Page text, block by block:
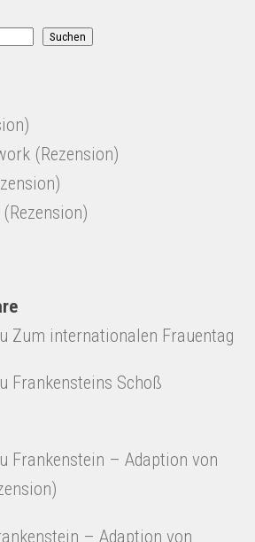
Suchen
(Rezension)
Zum internationalen Frauentag
Frankensteins Schoß
Frankenstein – Adaption von
– Adaption von